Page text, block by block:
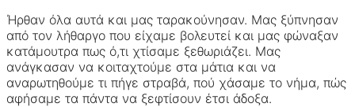
Ήρθαν όλα αυτά και μας ταρακούνησαν. Μας ξύπνησαν
από τον λήθαργο που είχαμε βολευτεί και μας φώναξαν
κατάμουτρα πως ό,τι χτίσαμε ξεθωριάζει. Μας
ανάγκασαν να κοιταχτούμε στα μάτια και να
αναρωτηθούμε τι πήγε στραβά, πού χάσαμε το νήμα, πώς
αφήσαμε τα πάντα να ξεφτίσουν έτσι άδοξα.